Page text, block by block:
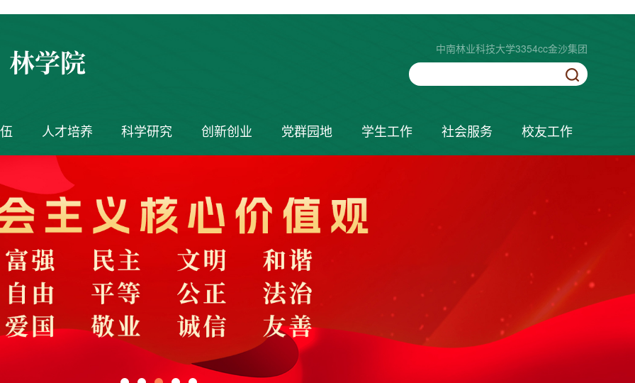
中南林业科技大学3354cc金沙集团
人才培养 科学研究 创新创业 党群园地 学生工作 社会服务 校友工作